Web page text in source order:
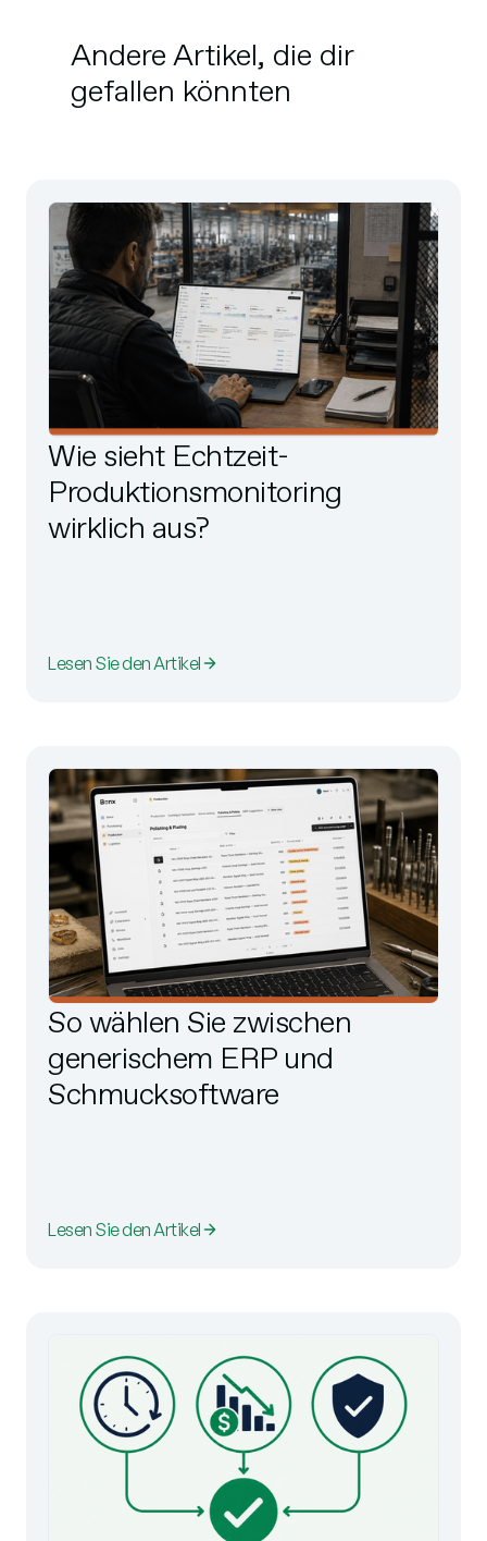
Andere Artikel, die dir
gefallen könnten
Wie sieht Echtzeit-
Produktionsmonitoring
wirklich aus?
Lesen Sie den Artikel
So wählen Sie zwischen
generischem ERP und
Schmucksoftware
Lesen Sie den Artikel